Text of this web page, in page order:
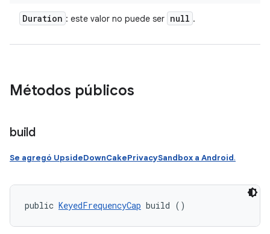
Duration : este valor no puede ser null .
Métodos públicos
build
Se agregó UpsideDownCakePrivacySandbox a Android.
public KeyedFrequencyCap build ()